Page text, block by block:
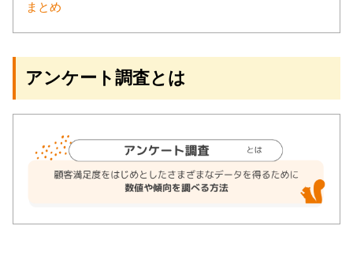
まとめ
アンケート調査とは